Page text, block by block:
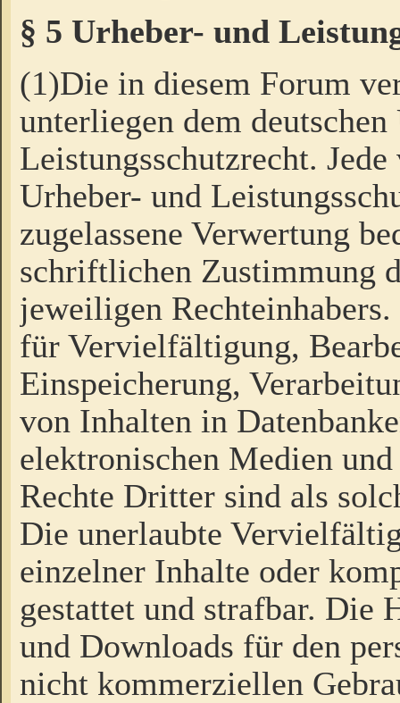
§ 5 Urheber- und
(1)Die in diesem Forum
unterliegen dem
Leistungsschutzrecht.
Urheber- und
zugelassene Verwertung
schriftlichen Zustimmung
jeweiligen
für Vervielfältigung,
Einspeicherung,
von Inhalten in
elektronischen Medien
Rechte Dritter sind als
Die unerlaubte
einzelner Inhalte oder
gestattet und strafbar. Die
und Downloads für den
nicht kommerziellen